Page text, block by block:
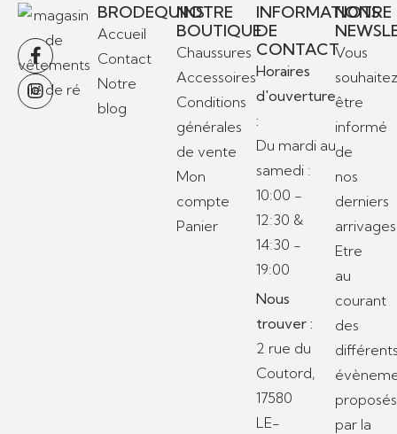
BRODEQUINS
Accueil
Contact
Notre
blog
NOTRE
BOUTIQUE
Chaussures
Accessoires
Conditions
générales
de vente
Mon
compte
Panier
INFORMATIONS
DE
CONTACT
Horaires
d'ouverture
:
Du mardi au
samedi :
10:00 -
12:30 &
14:30 -
19:00
Nous
trouver :
2 rue du
Coutord,
17580
LE-
NOTRE
Vous
être
informé
de
nos
derniers
Etre
au
courant
des
proposés
par la